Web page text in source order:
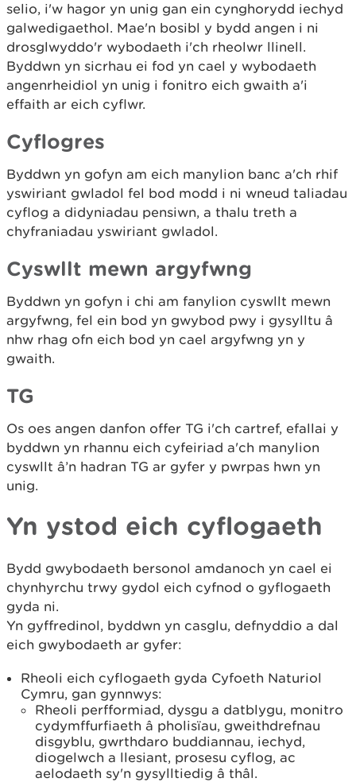
selio, i'w hagor yn unig gan ein cynghorydd iechyd
galwedigaethol. Mae'n bosibl y bydd angen i ni
drosglwyddo'r wybodaeth i'ch rheolwr llinell.
Byddwn yn sicrhau ei fod yn cael y wybodaeth
angenrheidiol yn unig i fonitro eich gwaith a'i
effaith ar eich cyflwr.
Cyflogres
Byddwn yn gofyn am eich manylion banc a'ch rhif
yswiriant gwladol fel bod modd i ni wneud taliadau
cyflog a didyniadau pensiwn, a thalu treth a
chyfraniadau yswiriant gwladol.
Cyswllt mewn argyfwng
Byddwn yn gofyn i chi am fanylion cyswllt mewn
argyfwng, fel ein bod yn gwybod pwy i gysylltu â
nhw rhag ofn eich bod yn cael argyfwng yn y
gwaith.
TG
Os oes angen danfon offer TG i'ch cartref, efallai y
byddwn yn rhannu eich cyfeiriad a'ch manylion
cyswllt â’n hadran TG ar gyfer y pwrpas hwn yn
unig.
Yn ystod eich cyflogaeth
Bydd gwybodaeth bersonol amdanoch yn cael ei
chynhyrchu trwy gydol eich cyfnod o gyflogaeth
gyda ni.
Yn gyffredinol, byddwn yn casglu, defnyddio a dal
eich gwybodaeth ar gyfer:
Rheoli eich cyflogaeth gyda Cyfoeth Naturiol
Cymru, gan gynnwys:
Rheoli perfformiad, dysgu a datblygu, monitro
cydymffurfiaeth â pholisïau, gweithdrefnau
disgyblu, gwrthdaro buddiannau, iechyd,
diogelwch a llesiant, prosesu cyflog, ac
aelodaeth sy'n gysylltiedig â thâl.